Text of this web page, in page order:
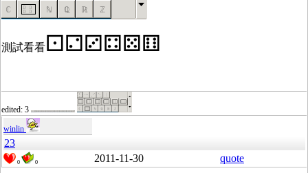
測試看看⚀⚁⚂⚃⚄⚅
edited: 3
winlin
23
0 0 2011-11-30 quote